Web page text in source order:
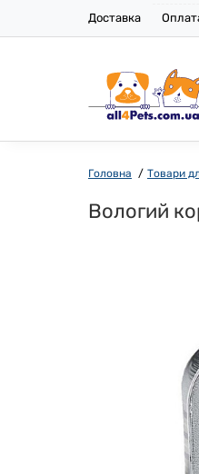
Доставка
Головна Товари
Вологий